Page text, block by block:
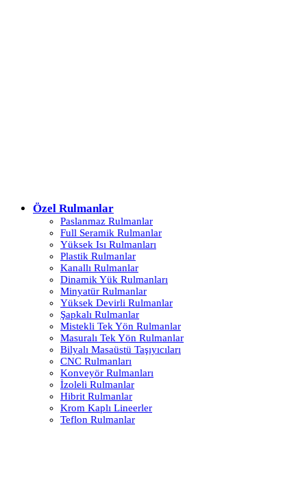
Özel Rulmanlar
Paslanmaz Rulmanlar
Full Seramik Rulmanlar
Yüksek Isı Rulmanları
Plastik Rulmanlar
Kanallı Rulmanlar
Dinamik Yük Rulmanları
Minyatür Rulmanlar
Yüksek Devirli Rulmanlar
Şapkalı Rulmanlar
Mistekli Tek Yön Rulmanlar
Masuralı Tek Yön Rulmanlar
Bilyalı Masaüstü Taşıyıcıları
CNC Rulmanları
Konveyör Rulmanları
İzoleli Rulmanlar
Hibrit Rulmanlar
Krom Kaplı Lineerler
Teflon Rulmanlar